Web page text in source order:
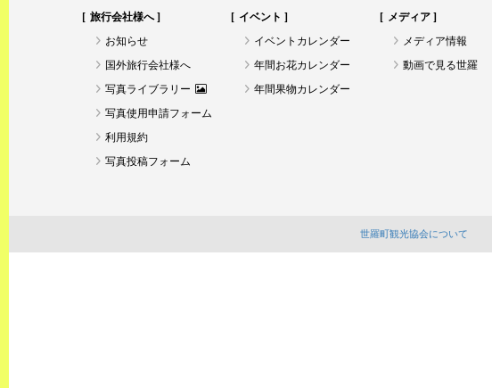
旅行会社様へ
お知らせ
国外旅行会社様へ
写真ライブラリー
写真使用申請フォーム
利用規約
写真投稿フォーム
イベント
イベントカレンダー
年間お花カレンダー
年間果物カレンダー
メディア
メディア情報
動画で見る世羅
世羅町観光協会について